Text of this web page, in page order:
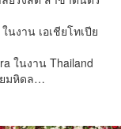
นงาน เอเชียโทเปีย
ในงาน Thailand
ยมหิดล…